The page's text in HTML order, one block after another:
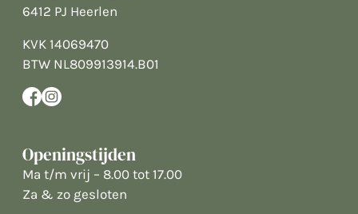
6412 PJ Heerlen
KVK 14069470
BTW NL809913914.B01
Openingstijden
Ma t/m vrij – 8.00 tot 17.00
Za & zo gesloten